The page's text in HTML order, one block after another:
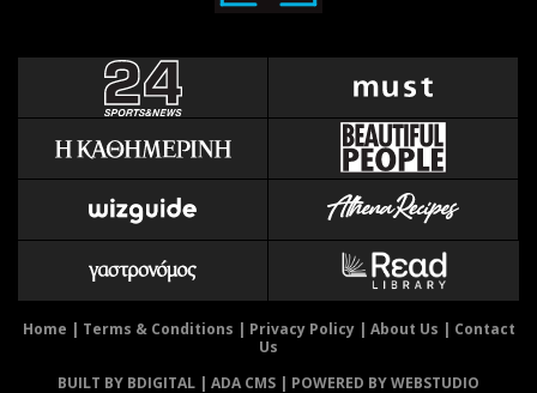
Home | Terms & Conditions | Privacy Policy| About Us | Contact
Us
BUILT BY BDIGITAL | ADA CMS | POWERED BY WEBSTUDIO